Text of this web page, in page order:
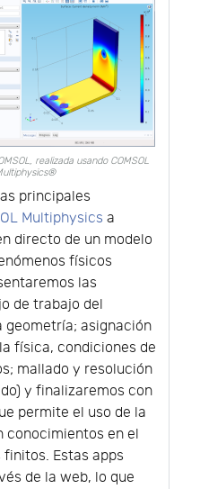
realizada usando COMSOL
principales
Multiphysics a
directo de un modelo
físicos
las
de trabajo del
geometría; asignación
física, condiciones de
mallado y resolución
y finalizaremos con
permite el uso de la
conocimientos en el
Estas apps
de la web, lo que